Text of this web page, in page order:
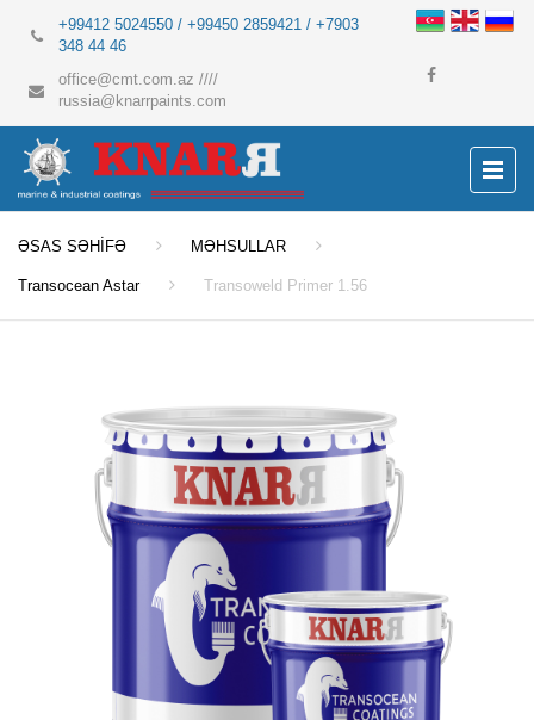
+99412 5024550 / +99450 2859421 / +7903
348 44 46
office@cmt.com.az ////
russia@knarrpaints.com
ƏSAS SƏHİFƏ MƏHSULLAR
Transocean Astar Transoweld Primer 1.56